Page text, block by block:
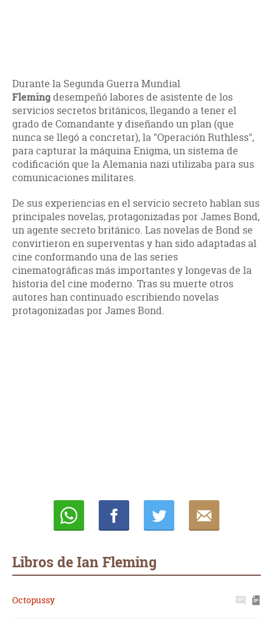
Durante la Segunda Guerra Mundial
Flemingdesempeñó labores de asistente de los
servicios secretos británicos, llegando a tener el
grado de Comandante y diseñando un plan (que
nunca se llegó a concretar), la "Operación Ruthless",
para capturar la máquina Enigma, un sistema de
codificación que la Alemania nazi utilizaba para sus
comunicaciones militares.
De sus experiencias en el servicio secreto hablan sus
principales novelas, protagonizadas por James Bond,
un agente secreto británico. Las novelas de Bond se
convirtieron en superventas y han sido adaptadas al
cine conformando una de las series
cinematográficas más importantes y longevas de la
historia del cine moderno. Tras su muerte otros
autores han continuado escribiendo novelas
protagonizadas por James Bond.
Libros de Ian Fleming
Octopussy